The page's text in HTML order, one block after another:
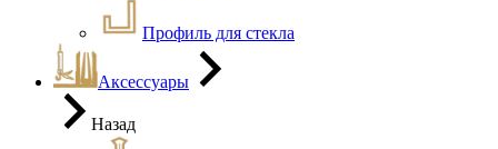
Профиль для стекла
Аксессуары
Назад